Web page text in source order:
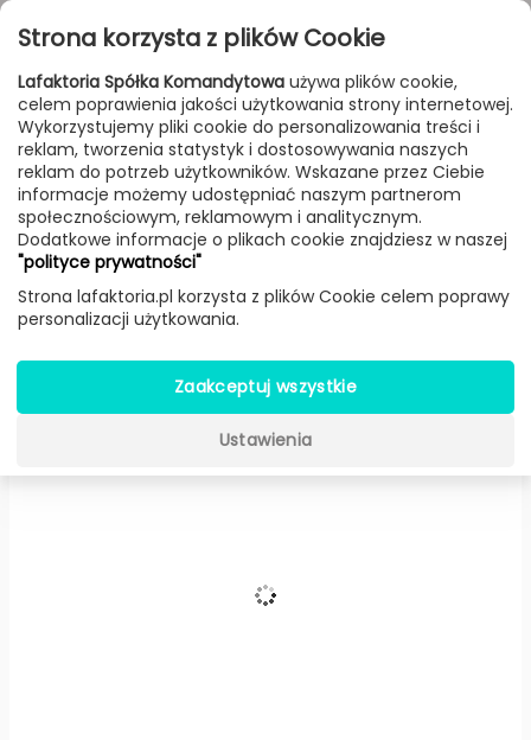
Przejdź do treści
FILTROWANIE & SORTOWANIE
Meble Producenci Iker Produkt
Krzesło Mannequin Pastel
pikowanie 01 (Jasnoniebieskie) -
Strona korzysta z plików Cookie
Lafaktoria Spółka Komandytowa używa plików cookie,
celem poprawienia jakości użytkowania strony internetowej.
Wykorzystujemy pliki cookie do personalizowania treści i
reklam, tworzenia statystyk i dostosowywania naszych
reklam do potrzeb użytkowników. Wskazane przez Ciebie
informacje możemy udostępniać naszym partnerom
społecznościowym, reklamowym i analitycznym.
Dodatkowe informacje o plikach cookie znajdziesz w naszej
"polityce prywatności"
Strona lafaktoria.pl korzysta z plików Cookie celem poprawy
personalizacji użytkowania.
Zaakceptuj wszystkie
Ustawienia